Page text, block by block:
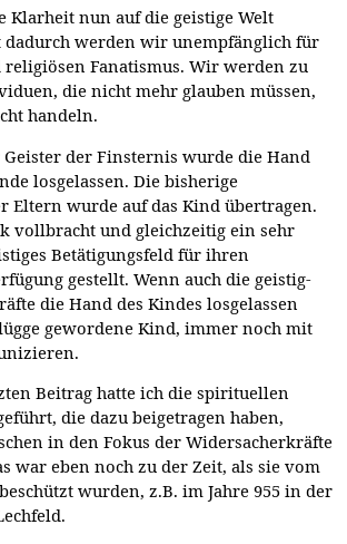
Klarheit nun auf die geistige Welt
dadurch werden wir unempfänglich für
Fanatismus. Wir werden zu
die nicht mehr glauben müssen,
handeln.
der Finsternis wurde die Hand
losgelassen. Die bisherige
Eltern wurde auf das Kind übertragen.
vollbracht und gleichzeitig ein sehr
Betätigungsfeld für ihren
gestellt. Wenn auch die geistig-
die Hand des Kindes losgelassen
gewordene Kind, immer noch mit
Beitrag hatte ich die spirituellen
die dazu beigetragen haben,
in den Fokus der Widersacherkräfte
war eben noch zu der Zeit, als sie vom
wurden, z.B. im Jahre 955 in der